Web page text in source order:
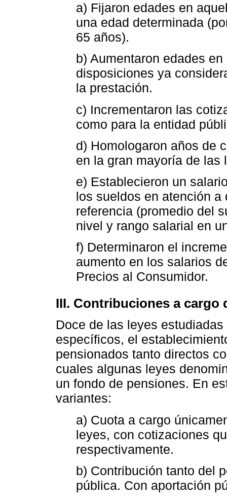
a) Fijaron edades en
una edad determinada
65 años).
b) Aumentaron edades
disposiciones ya
la prestación.
c) Incrementaron las
como para la entidad
d) Homologaron años de
en la gran mayoría de las
e) Establecieron un
los sueldos en atención
referencia (promedio del
nivel y rango salarial en
f) Determinaron el
aumento en los salarios
Precios al Consumidor.
III. Contribuciones a cargo
Doce de las leyes
específicos, el
pensionados tanto directos
cuales algunas leyes
un fondo de pensiones. En
variantes:
a) Cuota a cargo
leyes, con cotizaciones
respectivamente.
b) Contribución tanto del
pública. Con aportación